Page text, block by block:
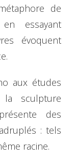
de
essayant
évoquent
aux études
la sculpture
des
: tels
racine.